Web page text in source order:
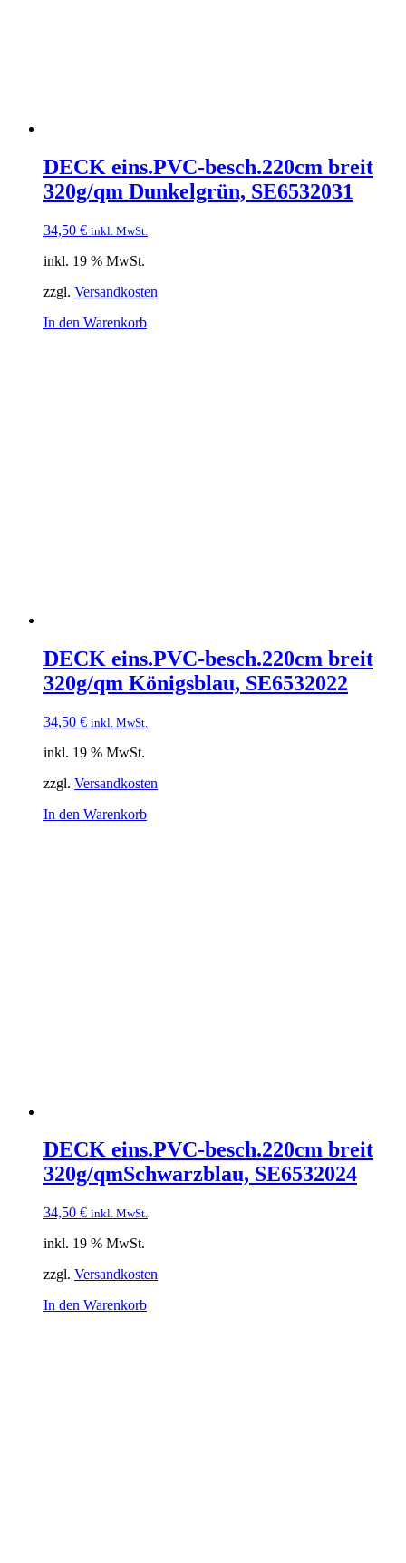
DECK eins.PVC-besch.220cm breit
320g/qm Dunkelgrün, SE6532031
34,50 € inkl. MwSt.
inkl. 19 % MwSt.
zzgl. Versandkosten
In den Warenkorb
DECK eins.PVC-besch.220cm breit
320g/qm Königsblau, SE6532022
34,50 € inkl. MwSt.
inkl. 19 % MwSt.
zzgl. Versandkosten
In den Warenkorb
DECK eins.PVC-besch.220cm breit
320g/qmSchwarzblau, SE6532024
34,50 € inkl. MwSt.
inkl. 19 % MwSt.
zzgl. Versandkosten
In den Warenkorb